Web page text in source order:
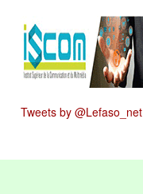
Tweets by @Lefaso_net